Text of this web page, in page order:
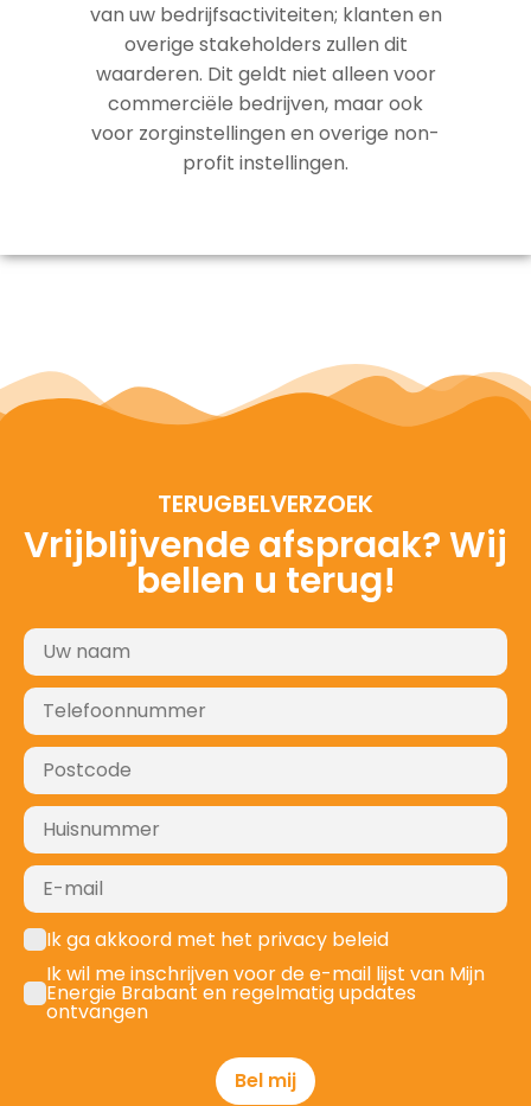
van uw bedrijfsactiviteiten; klanten en
overige stakeholders zullen dit
waarderen. Dit geldt niet alleen voor
commerciële bedrijven, maar ook
voor zorginstellingen en overige non-
profit instellingen.
TERUGBELVERZOEK
Vrijblijvende afspraak? Wij
bellen u terug!
Ik ga akkoord met het privacy beleid
Ik wil me inschrijven voor de e-mail lijst van Mijn
Energie Brabant en regelmatig updates
ontvangen
Bel mij